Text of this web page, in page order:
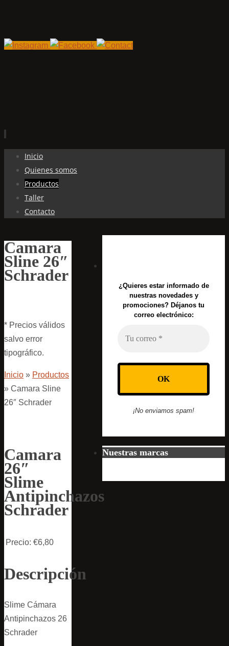
contenido
Inicio
Quienes somos
Productos
Taller
Contacto
Camara
Sline 26″
Schrader
* Precios válidos
salvo error
tipográfico.
Inicio » Productos
» Camara Sline
26″ Schrader
Camara
26″
Slime
Antipinchazos
Schrader
Precio: €6,80
Descripción
Slime Cámara
Antipinchazos 26
Schrader
¿Quieres estar informado de
nuestras novedades y
promociones? Déjanos tu
correo electrónico:
¡No enviamos spam!
Nuestras marcas